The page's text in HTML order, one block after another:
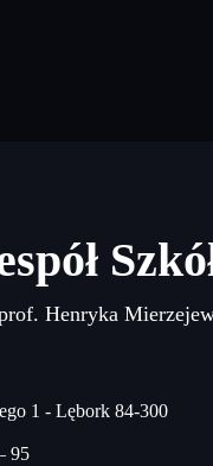
Henryka
1 - Lębork 84-300
95